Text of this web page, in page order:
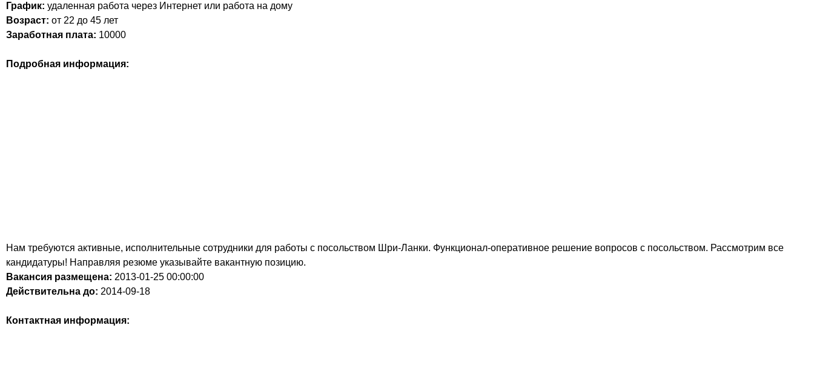
График: удаленная работа через Интернет или работа на дому
Возраст: от 22 до 45 лет
Заработная плата: 10000
Подробная информация:
Нам требуются активные, исполнительные сотрудники для работы с посольством Шри-Ланки. Функционал-оперативное решение вопросов с посольством. Рассмотрим все
кандидатуры! Направляя резюме указывайте вакантную позицию.
Вакансия размещена: 2013-01-25 00:00:00
Действительна до: 2014-09-18
Контактная информация: